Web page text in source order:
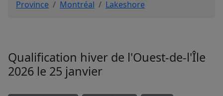
Province Montréal Lakeshore
Qualification hiver de l'Ouest-de-l'Île
2026 le 25 janvier